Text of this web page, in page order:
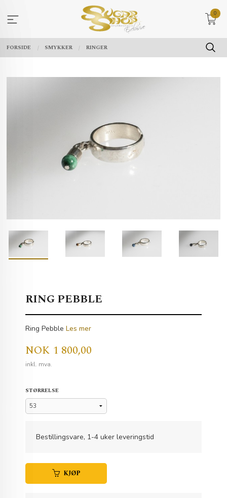
innholdet
0
FORSIDE SMYKKER RINGER
RING PEBBLE
Ring PebbleLes mer
Pris
NOK 1 800,00
inkl. mva.
STØRRELSE
Bestillingsvare, 1-4 uker leveringstid
KJØP